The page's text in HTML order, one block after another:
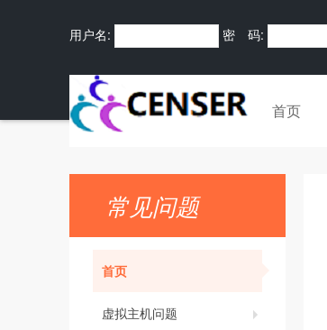
用户名: 密 码:
首页
常见问题
首页
虚拟主机问题